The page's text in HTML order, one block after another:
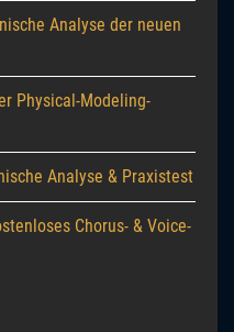
Analyse der neuen
Physical-Modeling-
Analyse & Praxistest
Chorus- & Voice-